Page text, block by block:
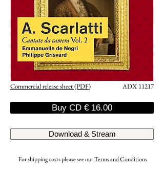
Commercial release sheet (PDF) ADX 11217
Buy CD € 16.00
Download & Stream
For shipping costs please see ourTerms and Conditions